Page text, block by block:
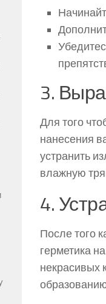
3.
Для того
нанесения
устранить
влажную
4.
После того
герметика
некрасивых